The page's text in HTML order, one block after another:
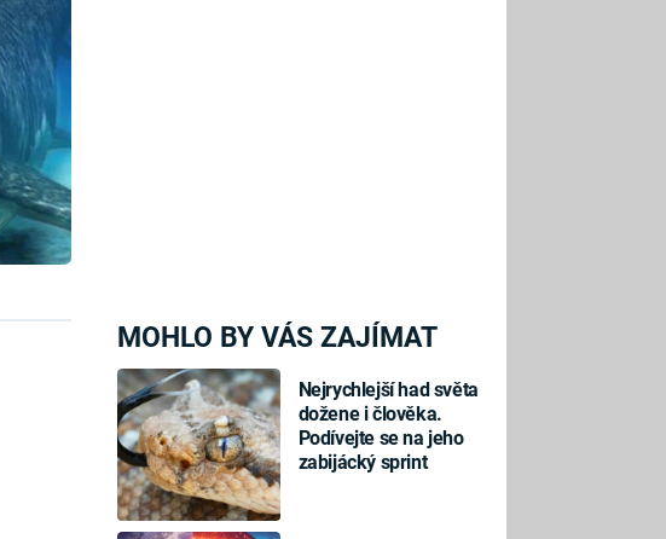
MOHLO BY VÁS ZAJÍMAT
Nejrychlejší had světa
dožene i člověka.
Podívejte se na jeho
zabijácký sprint